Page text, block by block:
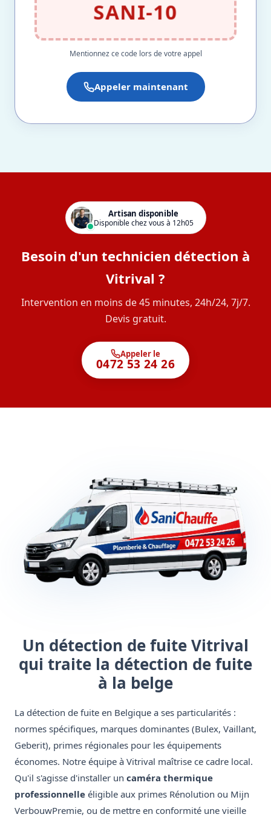
SANI-10
Mentionnez ce code lors de votre appel
Appeler maintenant
Artisan disponible
Disponible chez vous à 12h05
Besoin d'un technicien détection à
Vitrival ?
Intervention en moins de 45 minutes, 24h/24, 7j/7.
Devis gratuit.
Appeler le
0472 53 24 26
Un détection de fuite Vitrival
qui traite la détection de fuite
à la belge
La détection de fuite en Belgique a ses particularités :
normes spécifiques, marques dominantes (Bulex, Vaillant,
Geberit), primes régionales pour les équipements
économes. Notre équipe à Vitrival maîtrise ce cadre local.
Qu'il s'agisse d'installer un caméra thermique
professionnelle éligible aux primes Rénolution ou Mijn
VerbouwPremie, ou de mettre en conformité une vieille